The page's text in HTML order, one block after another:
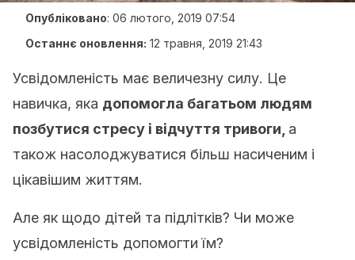
Опубліковано: 06 лютого, 2019 07:54
Останнє оновлення: 12 травня, 2019 21:43
Усвідомленість має величезну силу. Це
навичка, яка допомогла багатьом людям
позбутися стресу і відчуття тривоги, а
також насолоджуватися більш насиченим і
цікавішим життям.
Але як щодо дітей та підлітків? Чи може
усвідомленість допомогти їм?